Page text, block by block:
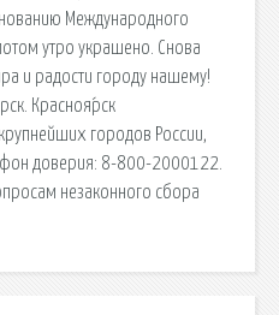
Международного
утро украшено. Снова
и радости городу нашему!
Красноя́рск
городов России,
доверия: 8-800-2000122.
незаконного сбора